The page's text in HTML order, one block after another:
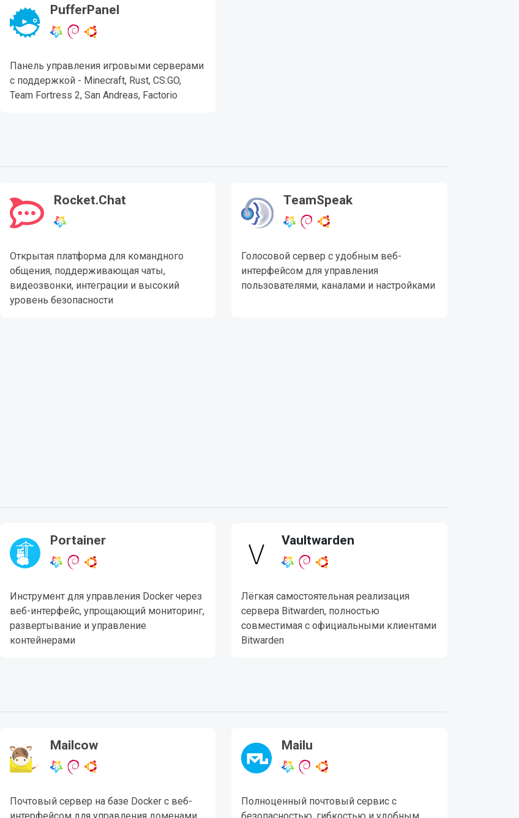
PufferPanel
Панель управления игровыми серверами
с поддержкой - Minecraft, Rust, CS:GO,
Team Fortress 2, San Andreas, Factorio
Rocket.Chat
Открытая платформа для командного
общения, поддерживающая чаты,
видеозвонки, интеграции и высокий
уровень безопасности
TeamSpeak
Голосовой сервер с удобным веб-
интерфейсом для управления
пользователями, каналами и настройками
Portainer
Инструмент для управления Docker через
веб-интерфейс, упрощающий мониторинг,
развертывание и управление
контейнерами
Vaultwarden
Лёгкая самостоятельная реализация
сервера Bitwarden, полностью
совместимая с официальными клиентами
Bitwarden
Mailcow
Почтовый сервер на базе Docker с веб-
Mailu
Полноценный почтовый сервис с